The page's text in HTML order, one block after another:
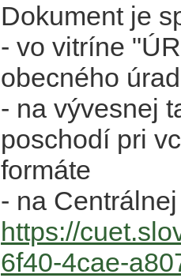
Dokument je
- vo vitríne
obecného
- na vývesnej
poschodí pri
formáte
- na
https://
6f40-4cae-